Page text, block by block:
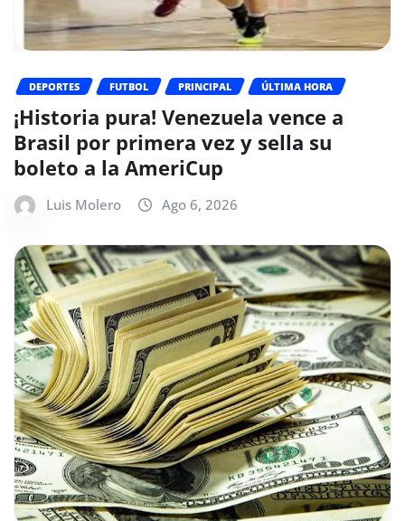
DEPORTES FUTBOL PRINCIPAL ÚLTIMA HORA
¡Historia pura! Venezuela vence a
Brasil por primera vez y sella su
boleto a la AmeriCup
Luis Molero Ago 6, 2026